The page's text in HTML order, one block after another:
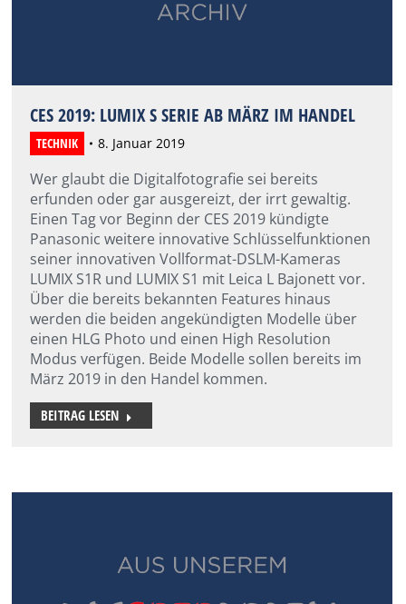
CES 2019: LUMIX S SERIE AB MÄRZ IM HANDEL
TECHNIK 8. Januar 2019
Wer glaubt die Digitalfotografie sei bereits
erfunden oder gar ausgereizt, der irrt gewaltig.
Einen Tag vor Beginn der CES 2019 kündigte
Panasonic weitere innovative Schlüsselfunktionen
seiner innovativen Vollformat-DSLM-Kameras
LUMIX S1R und LUMIX S1 mit Leica L Bajonett vor.
Über die bereits bekannten Features hinaus
werden die beiden angekündigten Modelle über
einen HLG Photo und einen High Resolution
Modus verfügen. Beide Modelle sollen bereits im
März 2019 in den Handel kommen.
BEITRAG LESEN